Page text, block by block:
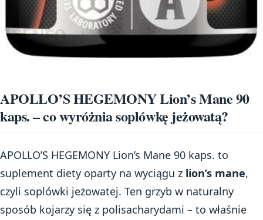
APOLLO’S HEGEMONY Lion’s Mane 90
kaps. – co wyróżnia soplówkę jeżowatą?
APOLLO’S HEGEMONY Lion’s Mane 90 kaps. to
suplement diety oparty na wyciągu z lion’s mane,
czyli soplówki jeżowatej. Ten grzyb w naturalny
sposób kojarzy się z polisacharydami – to właśnie